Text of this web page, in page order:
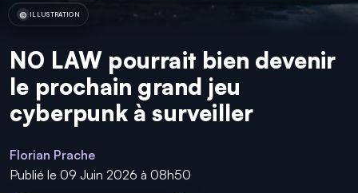
ILLUSTRATION
NO LAW pourrait bien devenir
le prochain grand jeu
cyberpunk à surveiller
Florian Prache
Publié le 09 Juin 2026 à 08h50